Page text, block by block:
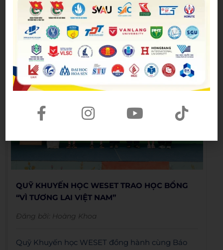
có hoàn cảnh đặc biệt, đồng hành cùng Khối ấn
phẩm Khăn Quàng Đỏ (Báo Tuổi Trẻ) trong
chương trình “Vì tương lai Việt Nam”.
0 Bình luận 23/09/2025
QUỸ KHUYẾN HỌC WESET TRAO HỌC BỔNG
“VÌ TƯƠNG LAI VIỆT NAM”
Đăng bởi: Hoàng Khoa
Quỹ Khuyến học WESET đồng hành cùng Báo